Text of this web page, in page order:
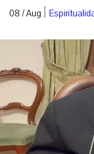
08 / Aug |